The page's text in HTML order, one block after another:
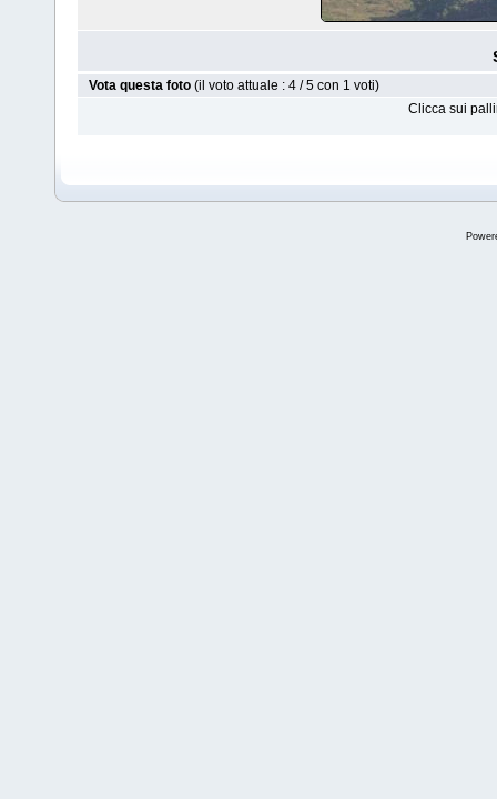
Vota questa foto (il voto attuale : 4 / 5 con 1 voti)
Clicca sui